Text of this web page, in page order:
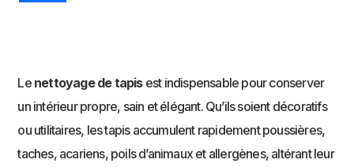
Le nettoyage de tapisest indispensable pour conserver
un intérieur propre, sain et élégant. Qu’ils soient décoratifs
ou utilitaires, les tapis accumulent rapidement poussières,
taches, acariens, poils d’animaux et allergènes, altérant leur